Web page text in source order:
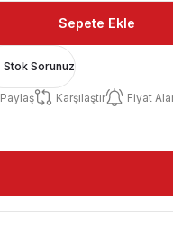
Sepete Ekle
Stok Sorunuz
Paylaş Karşılaştır Fiyat